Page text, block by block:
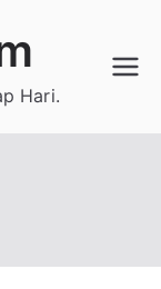
Hari.